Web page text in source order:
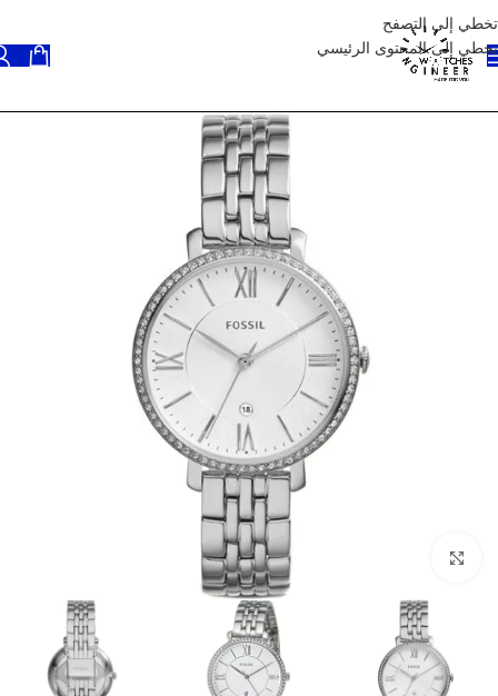
تخطي إلى التصفح
تخطي إلى المحتوى الرئيسي